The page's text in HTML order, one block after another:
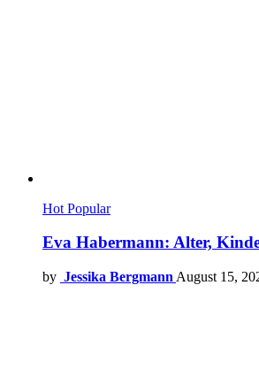
Hot Popular
Eva Habermann: Alter,
by Jessika Bergmann August 15,